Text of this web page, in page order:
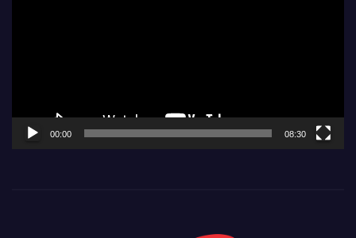
00:00 08:30